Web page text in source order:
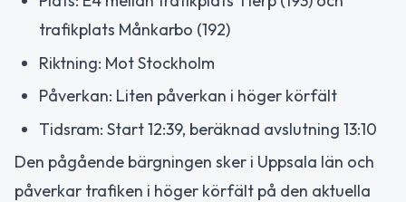
trafikplats Månkarbo (192)
Riktning: Mot Stockholm
Påverkan: Liten påverkan i höger körfält
Tidsram: Start 12:39, beräknad avslutning 13:10
Den pågående bärgningen sker i Uppsala län och
påverkar trafiken i höger körfält på den aktuella